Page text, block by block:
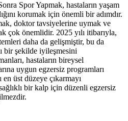
Spor Yapmak, hastaların yaşam
korumak için önemli bir adımdır.
doktor tavsiyelerine uymak ve
çok önemlidir. 2025 yılı itibarıyla,
daha da gelişmiştir, bu da
bir şekilde iyileşmesini
hastaların bireysel
uygun egzersiz programları
üst düzeye çıkarmayı
bir kalp için düzenli egzersiz